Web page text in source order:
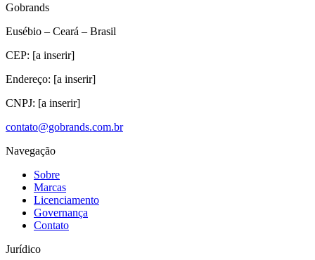
Gobrands
Eusébio – Ceará – Brasil
CEP: [a inserir]
Endereço: [a inserir]
CNPJ: [a inserir]
contato@gobrands.com.br
Navegação
Sobre
Marcas
Licenciamento
Governança
Contato
Jurídico